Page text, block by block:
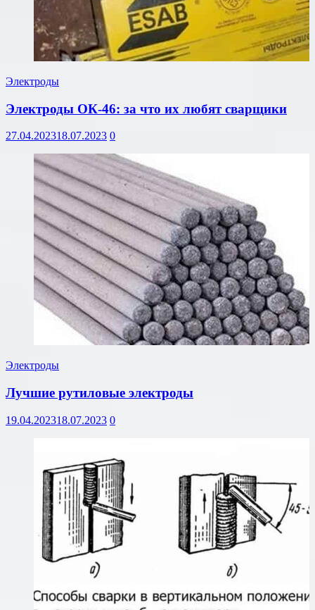
Электроды
Электроды ОК-46: за что их любят сварщики
27.04.202318.07.2023 0
Электроды
Лучшие рутиловые электроды
19.04.202318.07.2023 0